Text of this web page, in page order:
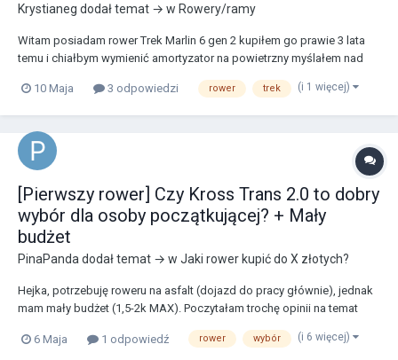
Krystianeg dodał temat → w Rowery/ramy
Witam posiadam rower Trek Marlin 6 gen 2 kupiłem go prawie 3 lata
temu i chiałbym wymienić amortyzator na powietrzny myślałem nad
forum jestem zmieszany i nie wiem czy warto w ogóle inwestować w
10 Maja 3 odpowiedzi rower trek (i 1 więcej)
[Pierwszy rower] Czy Kross Trans 2.0 to dobry
wybór dla osoby początkującej? + Mały
budżet
PinaPanda dodał temat → w Jaki rower kupić do X złotych?
Hejka, potrzebuję roweru na asfalt (dojazd do pracy głównie), jednak
mam mały budżet (1,5-2k MAX). Poczytałam trochę opinii na temat
Romet Gazela, Romet Wagant czy Riverside 500. Osobiście najbardziej
6 Maja 1 odpowiedź rower wybór (i 6 więcej)